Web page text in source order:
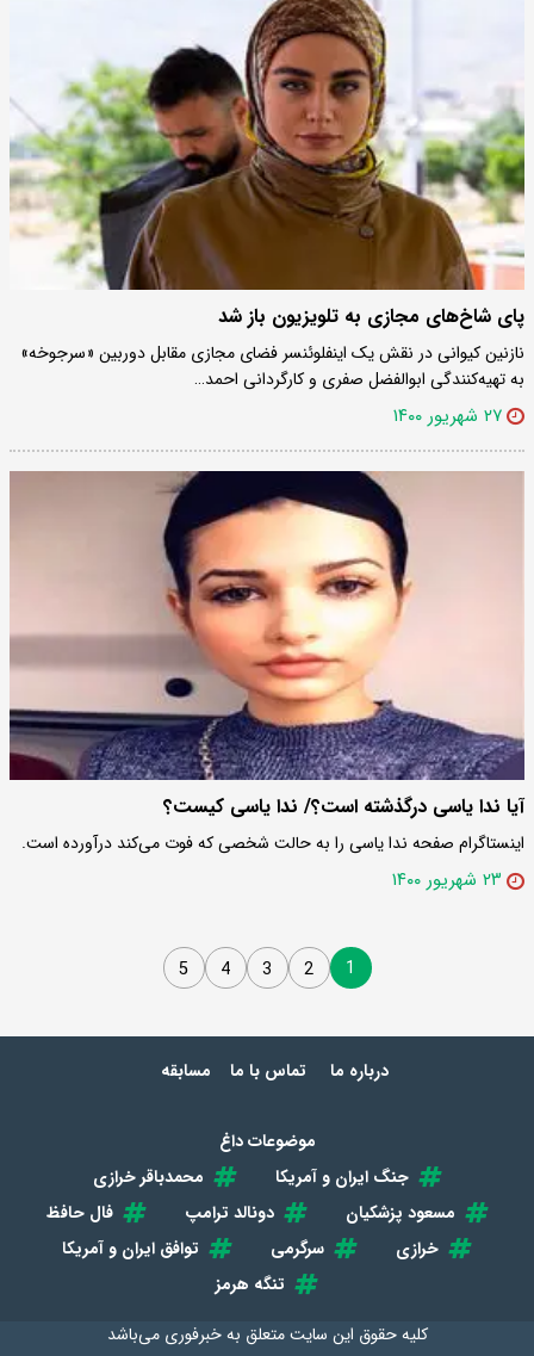
پای شاخ‌های مجازی به تلویزیون باز شد
نازنین کیوانی در نقش یک اینفلوئنسر فضای مجازی مقابل دوربین «سرجوخه»
به تهیه‌کنندگی ابوالفضل صفری و کارگردانی احمد…
۲۷ شهریور ۱۴۰۰
آیا ندا یاسی درگذشته است؟/ ندا یاسی کیست؟
اینستاگرام صفحه ندا یاسی را به حالت شخصی که فوت می‌کند درآورده است.
۲۳ شهریور ۱۴۰۰
1
2
3
4
5
درباره ما تماس با ما مسابقه
موضوعات داغ
جنگ ایران و آمریکا
محمدباقر خرازی
مسعود پزشکیان
دونالد ترامپ
فال حافظ
خرازی
سرگرمی
توافق ایران و آمریکا
تنگه هرمز
کلیه حقوق این سایت متعلق بهخبرفوری می‌باشد